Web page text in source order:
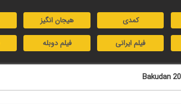
کمدی هیجان انگیز
فیلم ایرانی فیلم دوبله